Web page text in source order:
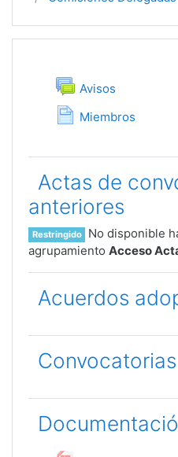
Diagrama de
General
Avisos
Foro
Miembros
Página
Actas de
anteriores
Restringido
No disponible
agrupamiento Acceso
Acuerdos
Convocatorias